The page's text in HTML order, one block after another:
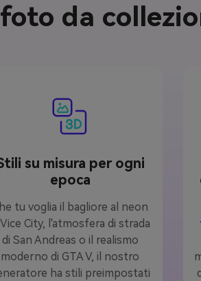
da
su misura per ogni
epoca
tu voglia il bagliore al neon
City, l'atmosfera di strada
di San Andreas o il realismo
moderno di GTA V, il nostro
ha stili preimpostati